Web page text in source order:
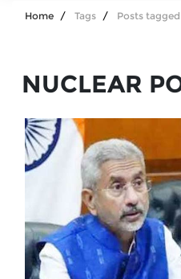
Home Tags Posts
NUCLEAR